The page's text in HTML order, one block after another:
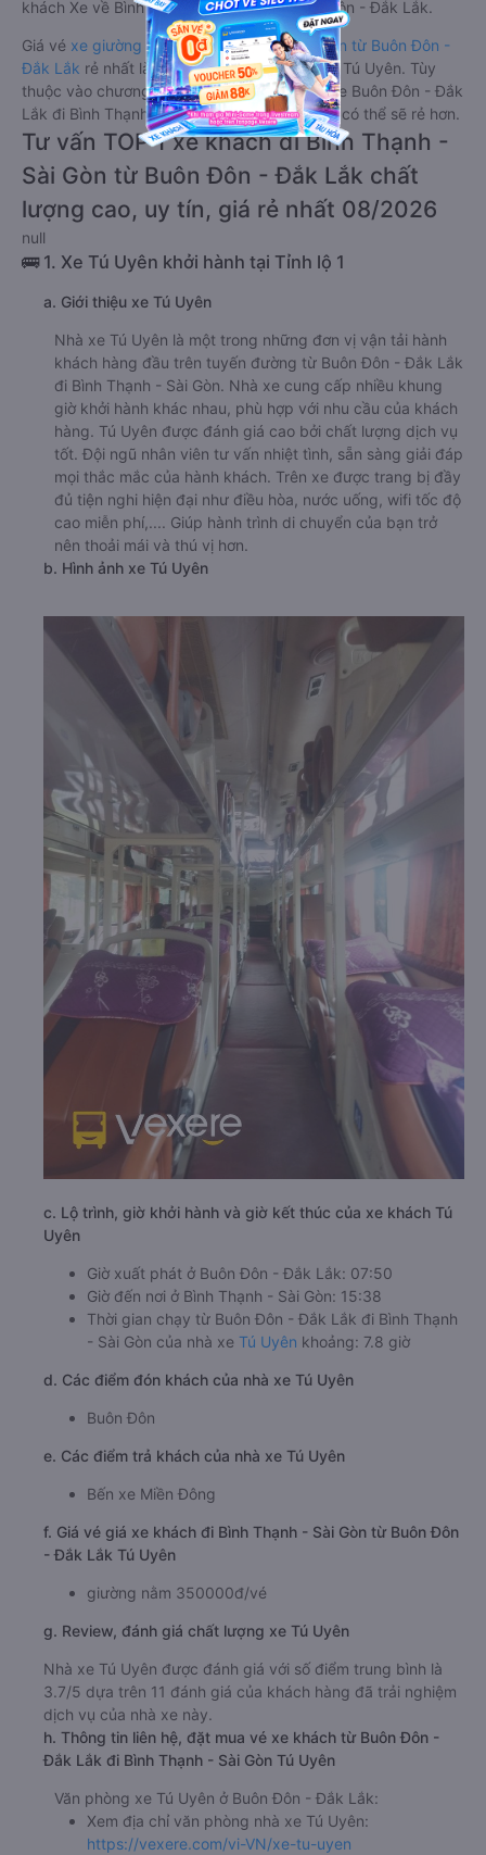
khách Xe về Bình Thạnh - Sài Gòn từ Buôn Đôn - Đắk Lắk.
Giá vé xe giường nằm đi Bình Thạnh - Sài Gòn từ Buôn Đôn -
Đắk Lắk rẻ nhất là 350000VND của hãng xe Tú Uyên. Tùy
thuộc vào chương trình khuyến mãi, giá vé Xe Buôn Đôn - Đắk
Lắk đi Bình Thạnh - Sài Gòn giường nằm này có thể sẽ rẻ hơn.
Tư vấn TOP 1 xe khách đi Bình Thạnh -
Sài Gòn từ Buôn Đôn - Đắk Lắk chất
lượng cao, uy tín, giá rẻ nhất 08/2026
null
🚌 1. Xe Tú Uyên khởi hành tại Tỉnh lộ 1
a. Giới thiệu xe Tú Uyên
Nhà xe Tú Uyên là một trong những đơn vị vận tải hành
khách hàng đầu trên tuyến đường từ Buôn Đôn - Đắk Lắk
đi Bình Thạnh - Sài Gòn. Nhà xe cung cấp nhiều khung
giờ khởi hành khác nhau, phù hợp với nhu cầu của khách
hàng. Tú Uyên được đánh giá cao bởi chất lượng dịch vụ
tốt. Đội ngũ nhân viên tư vấn nhiệt tình, sẵn sàng giải đáp
mọi thắc mắc của hành khách. Trên xe được trang bị đầy
đủ tiện nghi hiện đại như điều hòa, nước uống, wifi tốc độ
cao miễn phí,.... Giúp hành trình di chuyển của bạn trở
nên thoải mái và thú vị hơn.
b. Hình ảnh xe Tú Uyên
c. Lộ trình, giờ khởi hành và giờ kết thúc của xe khách Tú
Uyên
Giờ xuất phát ở Buôn Đôn - Đắk Lắk: 07:50
Giờ đến nơi ở Bình Thạnh - Sài Gòn: 15:38
Thời gian chạy từ Buôn Đôn - Đắk Lắk đi Bình Thạnh
- Sài Gòn của nhà xe Tú Uyên khoảng: 7.8 giờ
d. Các điểm đón khách của nhà xe Tú Uyên
Buôn Đôn
e. Các điểm trả khách của nhà xe Tú Uyên
Bến xe Miền Đông
f. Giá vé giá xe khách đi Bình Thạnh - Sài Gòn từ Buôn Đôn
- Đắk Lắk Tú Uyên
giường nằm 350000đ/vé
g. Review, đánh giá chất lượng xe Tú Uyên
Nhà xe Tú Uyên được đánh giá với số điểm trung bình là
3.7/5 dựa trên 11 đánh giá của khách hàng đã trải nghiệm
dịch vụ của nhà xe này.
h. Thông tin liên hệ, đặt mua vé xe khách từ Buôn Đôn -
Đắk Lắk đi Bình Thạnh - Sài Gòn Tú Uyên
Văn phòng xe Tú Uyên ở Buôn Đôn - Đắk Lắk:
Xem địa chỉ văn phòng nhà xe Tú Uyên:
https://vexere.com/vi-VN/xe-tu-uyen